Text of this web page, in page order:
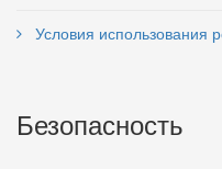
Условия использования
Безопасность